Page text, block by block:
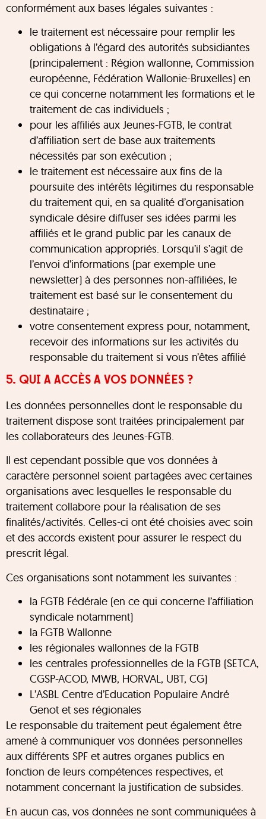
conformément aux bases légales suivantes :
le traitement est nécessaire pour remplir les
obligations à l’égard des autorités subsidiantes
(principalement : Région wallonne, Commission
européenne, Fédération Wallonie-Bruxelles) en
ce qui concerne notamment les formations et le
traitement de cas individuels ;
pour les affiliés aux Jeunes-FGTB, le contrat
d’affiliation sert de base aux traitements
nécessités par son exécution ;
le traitement est nécessaire aux fins de la
poursuite des intérêts légitimes du responsable
du traitement qui, en sa qualité d’organisation
syndicale désire diffuser ses idées parmi les
affiliés et le grand public par les canaux de
communication appropriés. Lorsqu’il s’agit de
l’envoi d’informations (par exemple une
newsletter) à des personnes non-affiliées, le
traitement est basé sur le consentement du
destinataire ;
votre consentement express pour, notamment,
recevoir des informations sur les activités du
responsable du traitement si vous n’êtes affilié
5. QUI A ACCÈS A VOS DONNÉES ?
Les données personnelles dont le responsable du
traitement dispose sont traitées principalement par
les collaborateurs des Jeunes-FGTB.
Il est cependant possible que vos données à
caractère personnel soient partagées avec certaines
organisations avec lesquelles le responsable du
traitement collabore pour la réalisation de ses
finalités/activités. Celles-ci ont été choisies avec soin
et des accords existent pour assurer le respect du
prescrit légal.
Ces organisations sont notamment les suivantes :
la FGTB Fédérale (en ce qui concerne l’affiliation
syndicale notamment)
la FGTB Wallonne
les régionales wallonnes de la FGTB
les centrales professionnelles de la FGTB (SETCA,
CGSP-ACOD, MWB, HORVAL, UBT, CG)
L’ASBL Centre d’Education Populaire André
Genot et ses régionales
Le responsable du traitement peut également être
amené à communiquer vos données personnelles
aux différents SPF et autres organes publics en
fonction de leurs compétences respectives, et
notamment concernant la justification de subsides.
En aucun cas, vos données ne sont communiquées à